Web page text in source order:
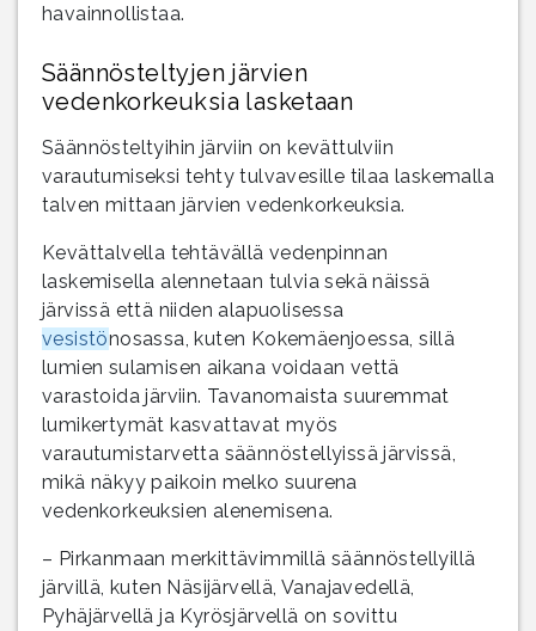
havainnollistaa.
Säännösteltyjen järvien
vedenkorkeuksia lasketaan
Säännösteltyihin järviin on kevättulviin
varautumiseksi tehty tulvavesille tilaa laskemalla
talven mittaan järvien vedenkorkeuksia.
Kevättalvella tehtävällä vedenpinnan
laskemisella alennetaan tulvia sekä näissä
järvissä että niiden alapuolisessa
vesistönosassa, kuten Kokemäenjoessa, sillä
lumien sulamisen aikana voidaan vettä
varastoida järviin. Tavanomaista suuremmat
lumikertymät kasvattavat myös
varautumistarvetta säännöstellyissä järvissä,
mikä näkyy paikoin melko suurena
vedenkorkeuksien alenemisena.
– Pirkanmaan merkittävimmillä säännöstellyillä
järvillä, kuten Näsijärvellä, Vanajavedellä,
Pyhäjärvellä ja Kyrösjärvellä on sovittu